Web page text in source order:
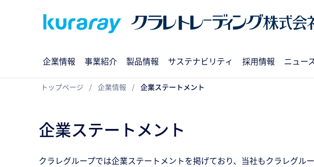
企業情報 事業紹介 製品情報 サステナビリティ 採用情報 ニュー
トップページ 企業情報 企業ステートメント
企業ステートメント
クラレグループでは企業ステートメントを掲げており、当社もクラレグル